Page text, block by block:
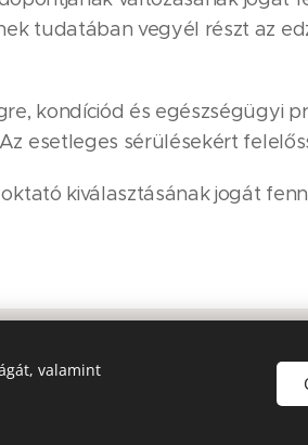
tudatában vegyél részt az
kondíciód és egészségügyi
esetleges sérülésekért
kiválasztásának jogát
Instagram
valamint